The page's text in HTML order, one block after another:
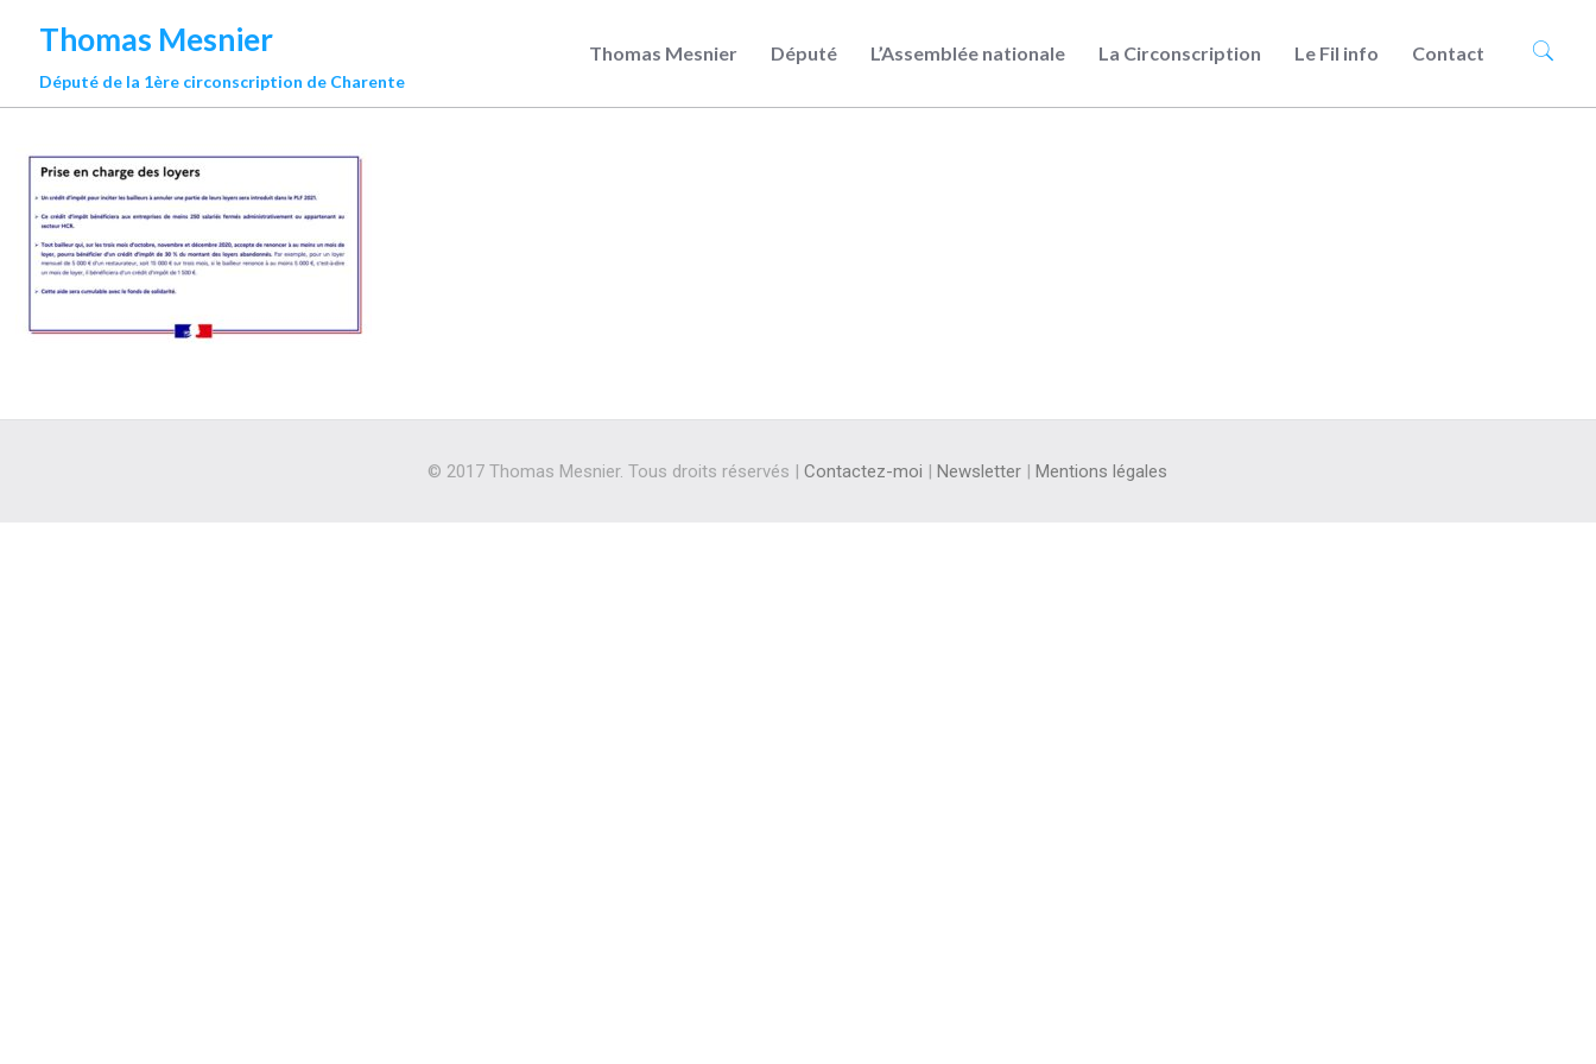
Thomas Mesnier
Député de la 1ère circonscription de Charente
Thomas Mesnier Député L’Assemblée nationale La Circonscription Le Fil info Contact
© 2017 Thomas Mesnier. Tous droits réservés |Contactez-moi |Newsletter |Mentions légales